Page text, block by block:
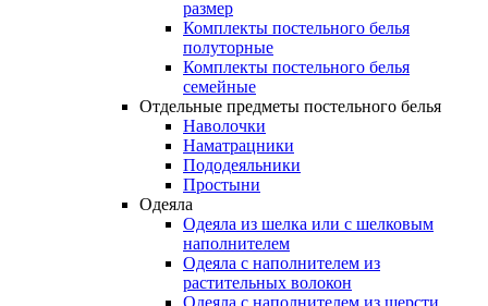
размер
Комплекты постельного белья
полуторные
Комплекты постельного белья
семейные
Отдельные предметы постельного белья
Наволочки
Наматрацники
Пододеяльники
Простыни
Одеяла
Одеяла из шелка или с шелковым
наполнителем
Одеяла с наполнителем из
растительных волокон
Одеяла с наполнителем из шерсти